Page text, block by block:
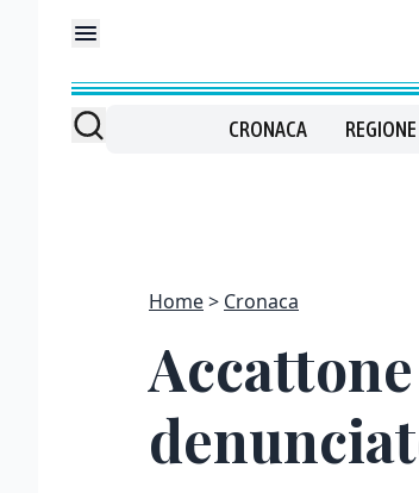
CRONACA REGIONE
Home Cronaca